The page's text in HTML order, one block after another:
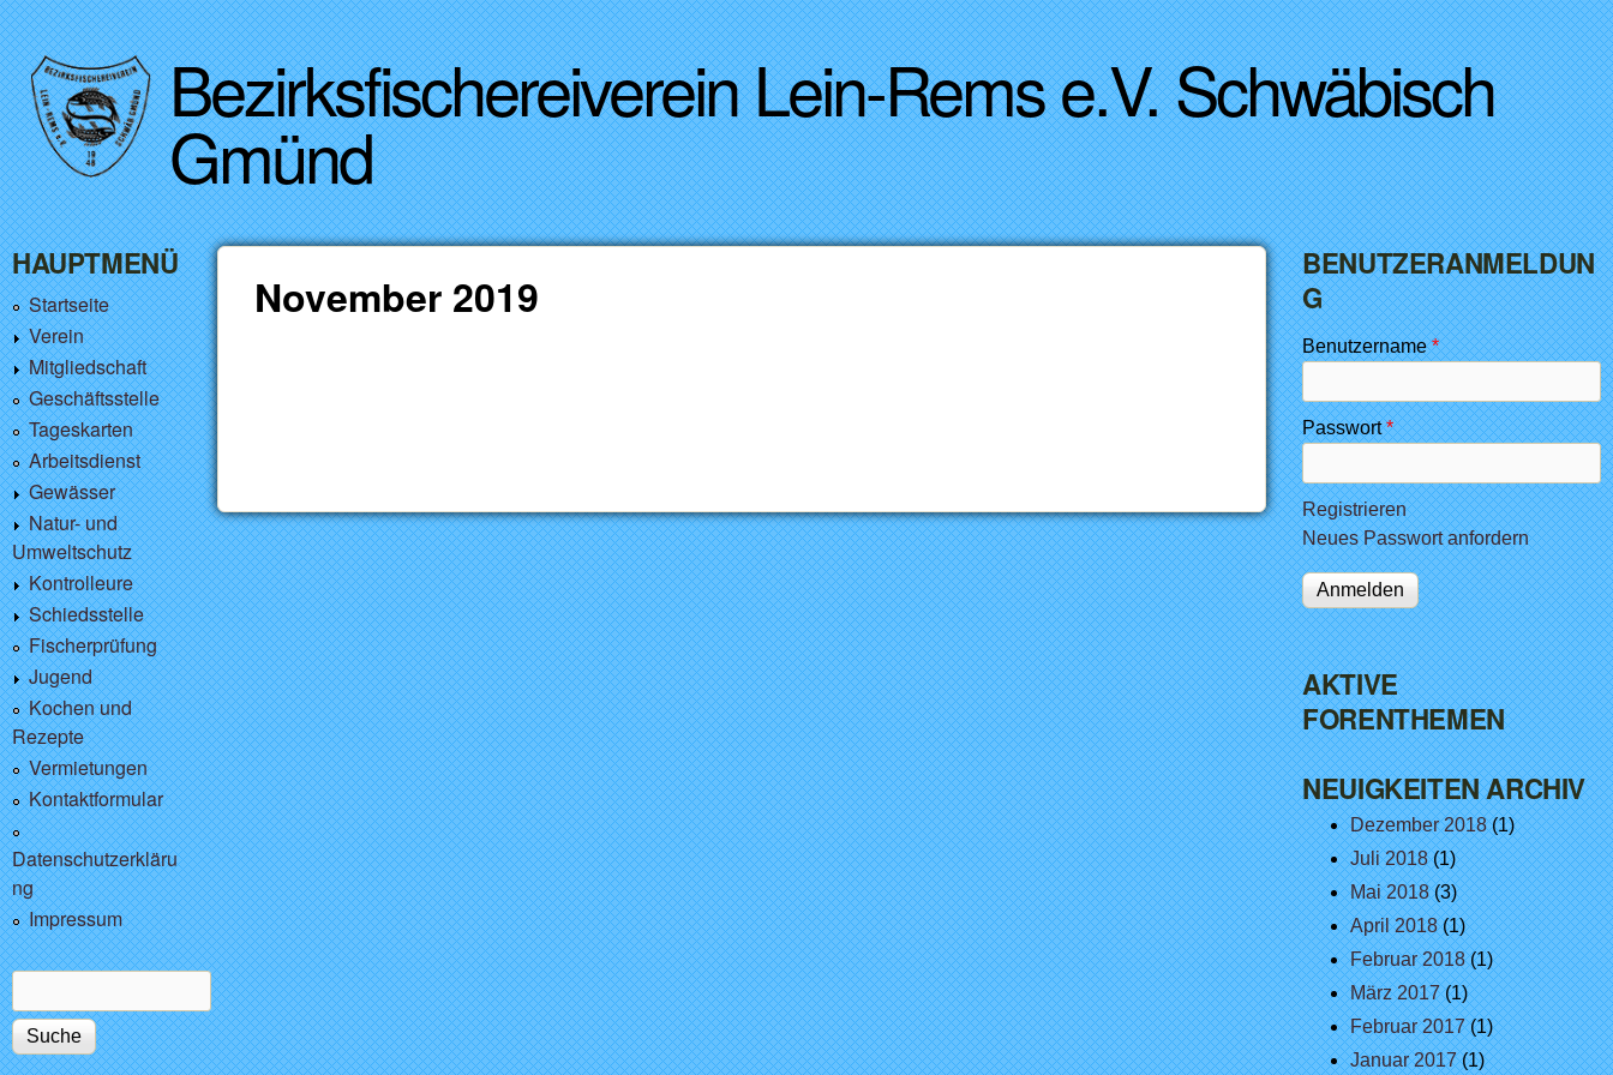
Direkt zum Inhalt
Bezirksfischereiverein Lein-Rems e.V. Schwäbisch
Gmünd
November 2019
HAUPTMENÜ
Startseite
Verein
Mitgliedschaft
Geschäftsstelle
Tageskarten
Arbeitsdienst
Gewässer
Natur- und
Umweltschutz
Kontrolleure
Schiedsstelle
Fischerprüfung
Jugend
Kochen und
Rezepte
Vermietungen
Kontaktformular
Datenschutzerkläru
ng
Impressum
Suchformular
BENUTZERANMELDUN
G
Benutzername*
Passwort*
Registrieren
Neues Passwort anfordern
AKTIVE
FORENTHEMEN
NEUIGKEITEN ARCHIV
Dezember 2018(1)
Juli 2018(1)
Mai 2018(3)
April 2018(1)
Februar 2018(1)
März 2017(1)
Februar 2017(1)
Januar 2017(1)